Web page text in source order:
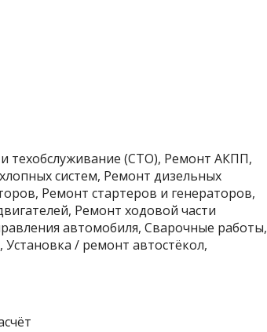
техобслуживание (СТО), Ремонт АКПП,
систем, Ремонт дизельных
Ремонт стартеров и генераторов,
Ремонт ходовой части
автомобиля, Сварочные работы,
/ ремонт автостёкол,